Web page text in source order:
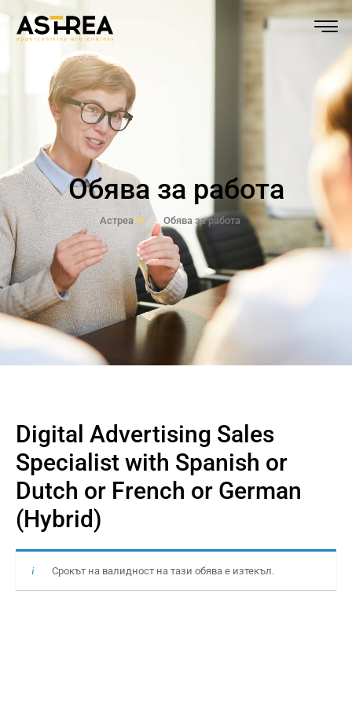
Обява за работа
Астреа Обява за работа
Digital Advertising Sales
Specialist with Spanish or
Dutch or French or German
(Hybrid)
Срокът на валидност на тази обява е изтекъл.